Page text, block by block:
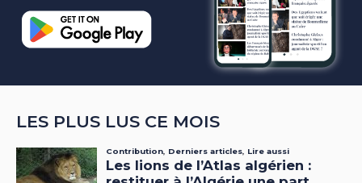
LES PLUS LUS CE MOIS